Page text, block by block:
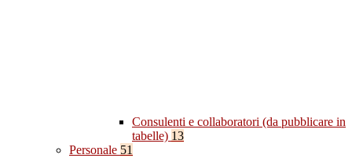
Consulenti e collaboratori (da pubblicare in
tabelle) 13
Personale 51